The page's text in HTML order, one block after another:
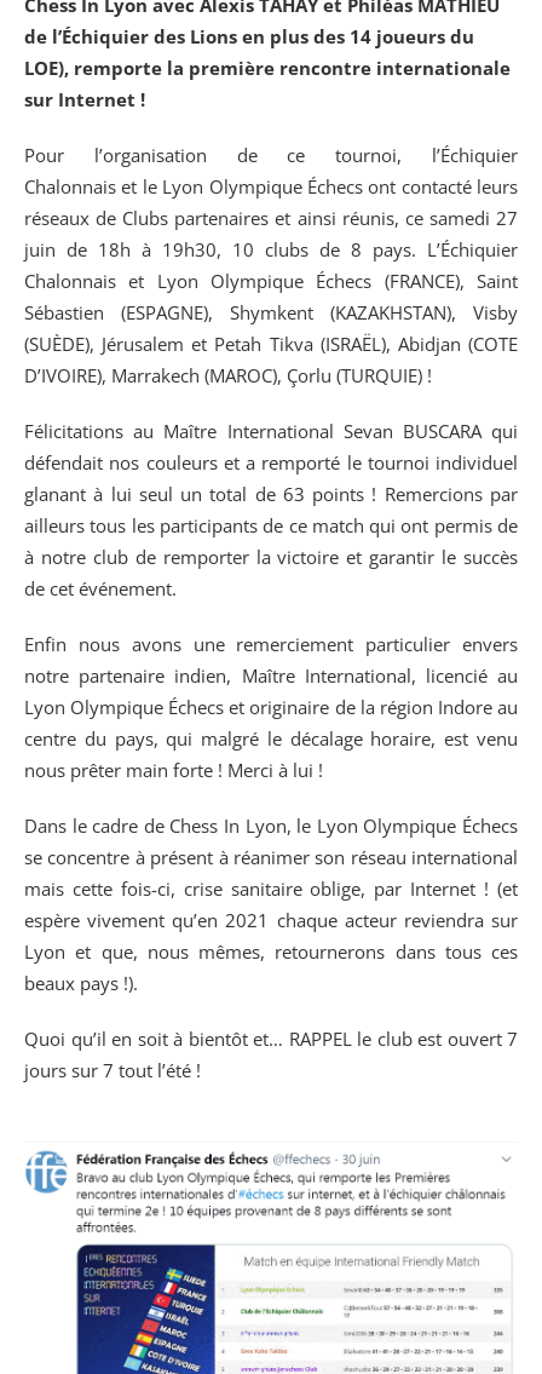
Chess In Lyon avec Alexis TAHAY et Philéas MATHIEU
de l’Échiquier des Lions en plus des 14 joueurs du
LOE), remporte la première rencontre internationale
sur Internet !
Pour l’organisation de ce tournoi, l’Échiquier
Chalonnais et le Lyon Olympique Échecs ont contacté leurs
réseaux de Clubs partenaires et ainsi réunis, ce samedi 27
juin de 18h à 19h30, 10 clubs de 8 pays. L’Échiquier
Chalonnais et Lyon Olympique Échecs (FRANCE), Saint
Sébastien (ESPAGNE), Shymkent (KAZAKHSTAN), Visby
(SUÈDE), Jérusalem et Petah Tikva (ISRAËL), Abidjan (COTE
D’IVOIRE), Marrakech (MAROC), Çorlu (TURQUIE) !
Félicitations au Maître International Sevan BUSCARA qui
défendait nos couleurs et a remporté le tournoi individuel
glanant à lui seul un total de 63 points ! Remercions par
ailleurs tous les participants de ce match qui ont permis de
à notre club de remporter la victoire et garantir le succès
de cet événement.
Enfin nous avons une remerciement particulier envers
notre partenaire indien, Maître International, licencié au
Lyon Olympique Échecs et originaire de la région Indore au
centre du pays, qui malgré le décalage horaire, est venu
nous prêter main forte ! Merci à lui !
Dans le cadre de Chess In Lyon, le Lyon Olympique Échecs
se concentre à présent à réanimer son réseau international
mais cette fois-ci, crise sanitaire oblige, par Internet ! (et
espère vivement qu’en 2021 chaque acteur reviendra sur
Lyon et que, nous mêmes, retournerons dans tous ces
beaux pays !).
Quoi qu’il en soit à bientôt et… RAPPEL le club est ouvert 7
jours sur 7 tout l’été !